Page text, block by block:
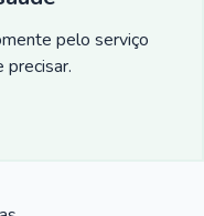
pelo serviço
precisar.